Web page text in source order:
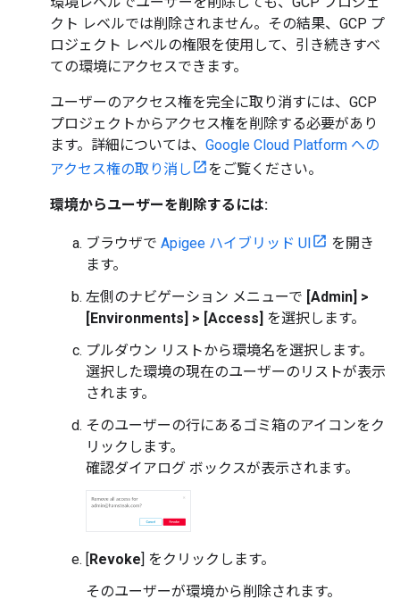
クト レベルでは削除されません。その結果、GCP プ
ロジェクト レベルの権限を使用して、引き続きすべ
ての環境にアクセスできます。
ユーザーのアクセス権を完全に取り消すには、GCP
プロジェクトからアクセス権を削除する必要があり
ます。詳細については、 Google Cloud Platform への
アクセス権の取り消し
をご覧ください。
環境からユーザーを削除するには:
ブラウザで Apigee ハイブリッド UI
を開き
ます。
左側のナビゲーション メニューで [Admin] >
[Environments] > [Access] を選択します。
プルダウン リストから環境名を選択します。
選択した環境の現在のユーザーのリストが表示
されます。
そのユーザーの行にあるゴミ箱のアイコンをク
リックします。
確認ダイアログ ボックスが表示されます。
[Revoke] をクリックします。
そのユーザーが環境から削除されます。